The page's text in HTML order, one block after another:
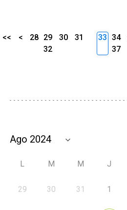
<< < 28 29 30
31
32
33 34
37
L M M J
29 30 31 1